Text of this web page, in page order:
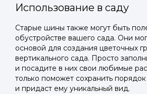
Использование в саду
Старые шины также могут быть
обустройстве вашего сада. Они
основой для создания цветочных
вертикального сада. Просто
и посадите в них свои любимые
только поможет сохранить
и придаст ему уникальный вид.